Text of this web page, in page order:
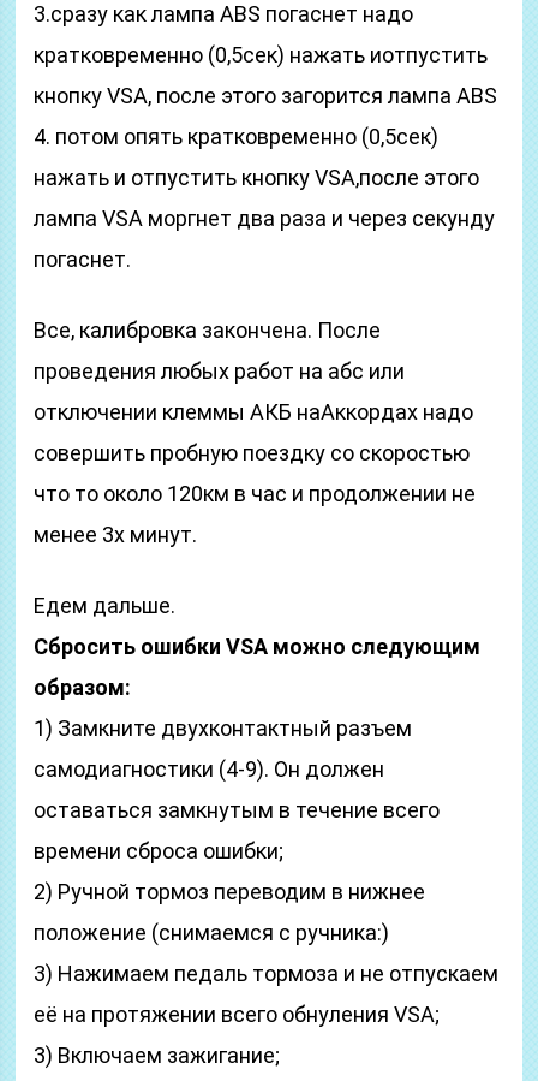
3.сразу как лампа ABS погаснет надо
кратковременно (0,5сек) нажать иотпустить
кнопку VSA, после этого загорится лампа ABS
4. потом опять кратковременно (0,5сек)
нажать и отпустить кнопку VSA,после этого
лампа VSA моргнет два раза и через секунду
погаснет.
Все, калибровка закончена. После
проведения любых работ на абс или
отключении клеммы АКБ наАккордах надо
совершить пробную поездку со скоростью
что то около 120км в час и продолжении не
менее 3х минут.
Едем дальше.
Сбросить ошибки VSA можно следующим
образом:
1) Замкните двухконтактный разъем
самодиагностики (4-9). Он должен
оставаться замкнутым в течение всего
времени сброса ошибки;
2) Ручной тормоз переводим в нижнее
положение (снимаемся с ручника:)
3) Нажимаем педаль тормоза и не отпускаем
её на протяжении всего обнуления VSA;
3) Включаем зажигание;